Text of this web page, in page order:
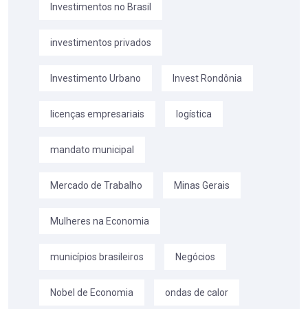
Investimentos no Brasil
investimentos privados
Investimento Urbano Invest Rondônia
licenças empresariais logística
mandato municipal
Mercado de Trabalho Minas Gerais
Mulheres na Economia
municípios brasileiros Negócios
Nobel de Economia ondas de calor